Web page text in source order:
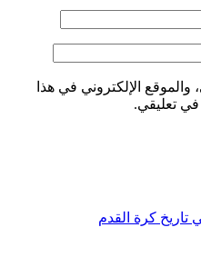
الإلكتروني في هذا
في تعليقي.